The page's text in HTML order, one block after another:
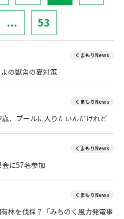
... 53
くまもりNews
の獣舎の夏対策
くまもりNews
、プールに入りたいんだけれど
くまもりNews
に57名参加
くまもりNews
林を伐採？「みちのく風力発電事